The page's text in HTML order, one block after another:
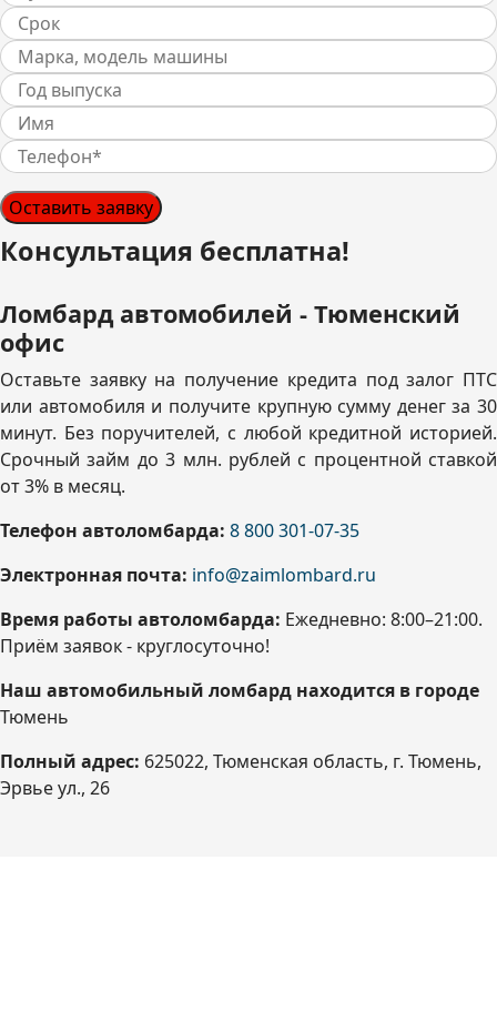
Оставить заявку
Консультация бесплатна!
Ломбард автомобилей - Тюменский
офис
Оставьте заявку на получение кредита под залог ПТС
или автомобиля и получите крупную сумму денег за 30
минут. Без поручителей, с любой кредитной историей.
Срочный займ до 3 млн. рублей с процентной ставкой
от 3% в месяц.
Телефон автоломбарда: 8 800 301-07-35
Электронная почта: info@zaimlombard.ru
Время работы автоломбарда: Ежедневно: 8:00–21:00.
Приём заявок - круглосуточно!
Наш автомобильный ломбард находится в городе
Тюмень
Полный адрес: 625022, Тюменская область, г. Тюмень,
Эрвье ул., 26